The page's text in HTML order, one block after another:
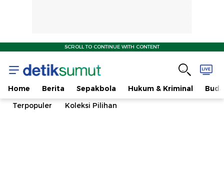
SCROLL TO CONTINUE WITH CONTENT
Home Berita Sepakbola Hukum & Kriminal
Terpopuler
Koleksi Pilihan